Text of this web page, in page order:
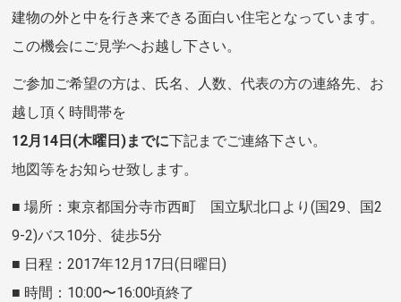
建物の外と中を行き来できる面白い住宅となっています。
この機会にご見学へお越し下さい。
ご参加ご希望の方は、氏名、人数、代表の方の連絡先、お
越し頂く時間帯を
12月14日(木曜日)までに下記までご連絡下さい。
地図等をお知らせ致します。
■ 場所：東京都国分寺市西町 国立駅北口より(国29、国2
9-2)バス10分、徒歩5分
■ 日程：2017年12月17日(日曜日)
■ 時間：10:00〜16:00頃終了